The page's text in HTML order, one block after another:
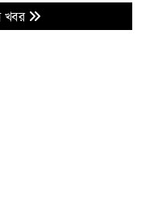
পাল্টা আঘাত, বদলে
খবর